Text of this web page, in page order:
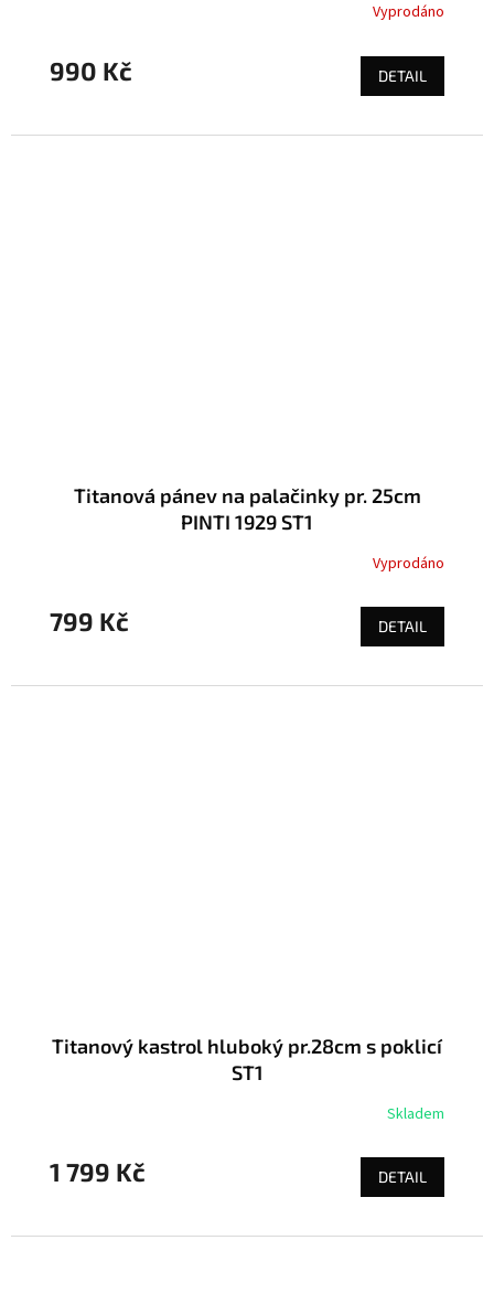
Vyprodáno
990 Kč DETAIL
Titanová pánev na palačinky pr. 25cm
PINTI 1929 ST1
Vyprodáno
799 Kč DETAIL
Titanový kastrol hluboký pr.28cm s poklicí
ST1
Skladem
1 799 Kč DETAIL